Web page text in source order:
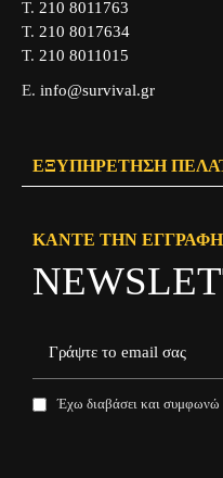
Τ. 210 8011763
Τ. 210 8017634
Τ. 210 8011015
Ε. info@survival.gr
ΕΞΥΠΗΡΈΤΗΣΗ
ΚΆΝΤΕ ΤΗΝ
Έχω διαβάσει και συμφωνώ